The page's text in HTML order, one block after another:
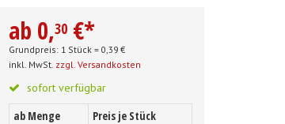
ab 0,30 €*
Grundpreis: 1 Stück = 0,39 €
inkl. MwSt. zzgl. Versandkosten
sofort verfügbar
ab Menge Preis je Stück